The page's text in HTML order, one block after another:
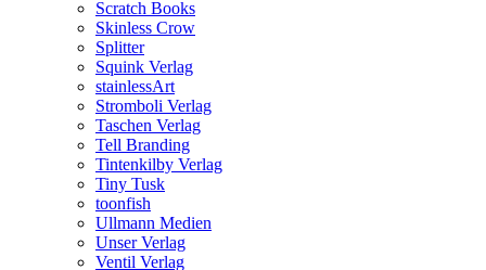
Scratch Books
Skinless Crow
Splitter
Squink Verlag
stainlessArt
Stromboli Verlag
Taschen Verlag
Tell Branding
Tintenkilby Verlag
Tiny Tusk
toonfish
Ullmann Medien
Unser Verlag
Ventil Verlag